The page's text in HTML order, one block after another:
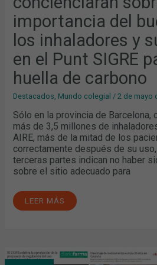
importancia del
los inhaladores y
en el Punt SIGRE
huella de carbono
Destacados Mundo colegial /2 de mayo
Sólo en la provincia de Barcelona,
más de 3,5 millones de
AIRE, más de la mitad de los
correctamente después de su
terceras partes indican no haber
sobre el sitio adecuado para
LEER MÁS
JUNIO: